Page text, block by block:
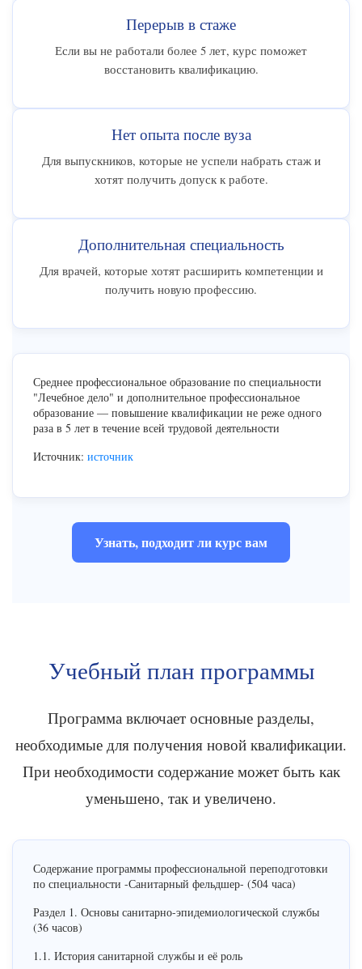
Перерыв в стаже
Если вы не работали более 5 лет, курс поможет
восстановить квалификацию.
Нет опыта после вуза
Для выпускников, которые не успели набрать стаж и
хотят получить допуск к работе.
Дополнительная специальность
Для врачей, которые хотят расширить компетенции и
получить новую профессию.
Среднее профессиональное образование по специальности
"Лечебное дело" и дополнительное профессиональное
образование — повышение квалификации не реже одного
раза в 5 лет в течение всей трудовой деятельности
Источник: источник
Узнать, подходит ли курс вам
Учебный план программы
Программа включает основные разделы,
необходимые для получения новой квалификации.
При необходимости содержание может быть как
уменьшено, так и увеличено.
Содержание программы профессиональной переподготовки
по специальности -Санитарный фельдшер- (504 часа)
Раздел 1. Основы санитарно-эпидемиологической службы
(36 часов)
1.1. История санитарной службы и её роль